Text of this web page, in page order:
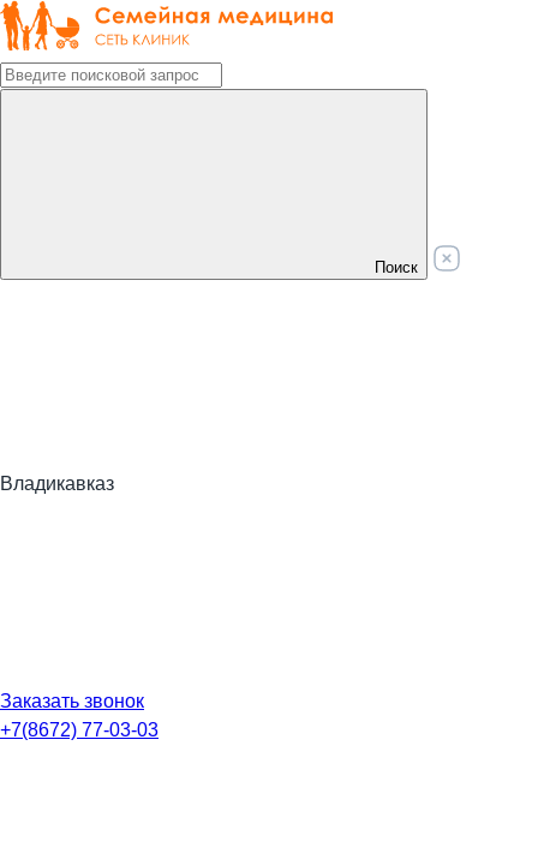
Поиск
Владикавказ
Заказать звонок
+7(8672) 77-03-03